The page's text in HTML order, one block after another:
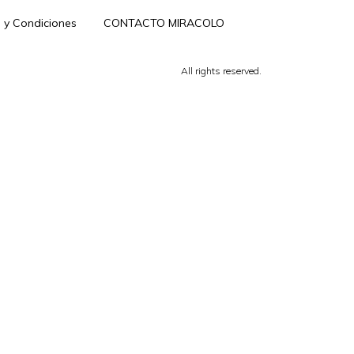
y Condiciones CONTACTO MIRACOLO
All rights reserved.